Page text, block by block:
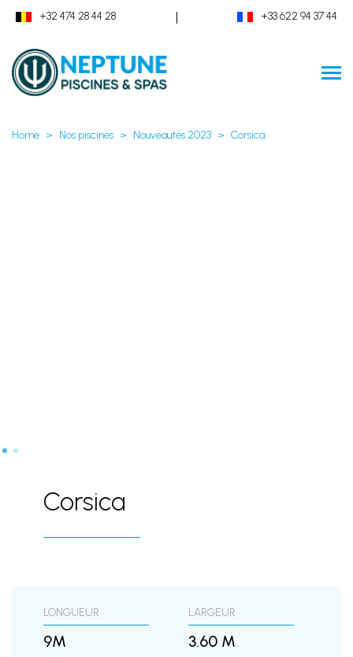
+32 474 28 44 28 | +33 622 94 37 44
Home Nos piscines Nouveautés 2023 Corsica
Corsica
LONGUEUR
9M
LARGEUR
3.60 M